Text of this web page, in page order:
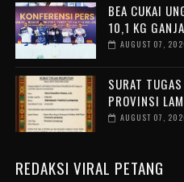
BEA CUKAI
10,1 KG
AUGUST 07,
SURAT
PROVINSI
AUGUST 07,
REDAKSI VIRAL PETANG